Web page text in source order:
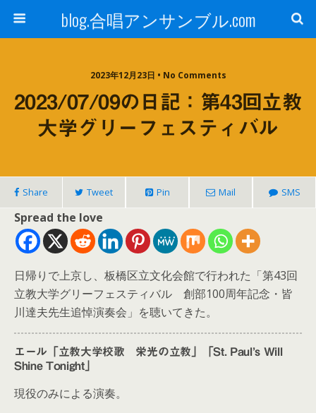
blog.合唱アンサンブル.com
2023年12月23日 • No Comments
2023/07/09の日記：第43回立教
大学グリーフェスティバル
Share Tweet Pin Mail SMS
Spread the love
日帰りで上京し、板橋区立文化会館で行われた「第43回
立教大学グリーフェスティバル 創部100周年記念・皆
川達夫先生追悼演奏会」を聴いてきた。
エール「立教大学校歌 栄光の立教」「St. Paul’s Will
Shine Tonight」
現役のみによる演奏。